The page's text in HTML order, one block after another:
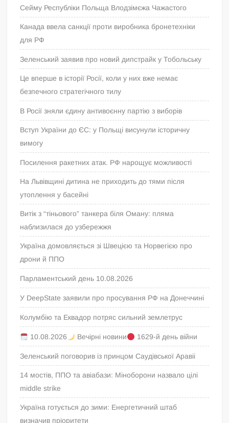
Сейму Республіки Польща Влодзімєжа Чажастого
Канада ввела санкції проти виробника бронетехніки
для РФ
Зеленський заявив про новий дипстрайк у Тобольську
Це вперше в історії Росії, коли у них вже немає
безпечного стратегічного тилу
В Росії зняли єдину антивоєнну партію з виборів
Вступ України до ЄС: у Польщі висунули історичну
вимогу
Посилення ракетних атак. РФ нарощує можливості
На Львівщині дитина не приходить до тями після
утоплення у басейні
Витік з “тіньового” танкера біля Оману: пляма
наблизилася до узбережжя
Україна домовляється зі Швецією та Норвегією про
дрони й ППО
Парламентський день 10.08.2026
У DeepState заявили про просування РФ на Донеччині
Колумбію та Еквадор потряс сильний землетрус
10.08.2026 Вечірні новини 1629-й день війни
Зеленський поговорив із принцом Саудівської Аравіі
14 мостів, ППО та авіабази: Міноборони назвало цілі
middle strike
Україна готується до зими: Енергетичний штаб
визначив пріоритети